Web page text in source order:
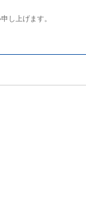
し上げます。